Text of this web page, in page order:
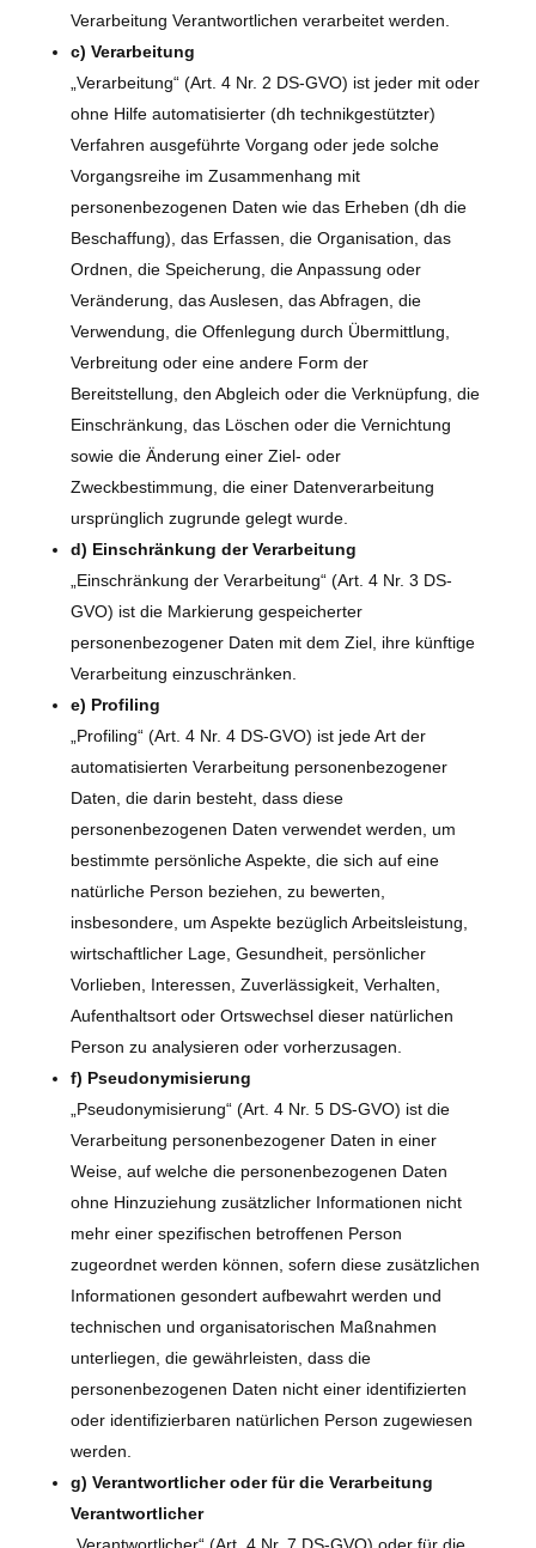
Verarbeitung Verantwortlichen verarbeitet werden.
c) Verarbeitung
„Verarbeitung“ (Art. 4 Nr. 2 DS-GVO) ist jeder mit oder
ohne Hilfe automatisierter (dh technikgestützter)
Verfahren ausgeführte Vorgang oder jede solche
Vorgangsreihe im Zusammenhang mit
personenbezogenen Daten wie das Erheben (dh die
Beschaffung), das Erfassen, die Organisation, das
Ordnen, die Speicherung, die Anpassung oder
Veränderung, das Auslesen, das Abfragen, die
Verwendung, die Offenlegung durch Übermittlung,
Verbreitung oder eine andere Form der
Bereitstellung, den Abgleich oder die Verknüpfung, die
Einschränkung, das Löschen oder die Vernichtung
sowie die Änderung einer Ziel- oder
Zweckbestimmung, die einer Datenverarbeitung
ursprünglich zugrunde gelegt wurde.
d) Einschränkung der Verarbeitung
„Einschränkung der Verarbeitung“ (Art. 4 Nr. 3 DS-
GVO) ist die Markierung gespeicherter
personenbezogener Daten mit dem Ziel, ihre künftige
Verarbeitung einzuschränken.
e) Profiling
„Profiling“ (Art. 4 Nr. 4 DS-GVO) ist jede Art der
automatisierten Verarbeitung personenbezogener
Daten, die darin besteht, dass diese
personenbezogenen Daten verwendet werden, um
bestimmte persönliche Aspekte, die sich auf eine
natürliche Person beziehen, zu bewerten,
insbesondere, um Aspekte bezüglich Arbeitsleistung,
wirtschaftlicher Lage, Gesundheit, persönlicher
Vorlieben, Interessen, Zuverlässigkeit, Verhalten,
Aufenthaltsort oder Ortswechsel dieser natürlichen
Person zu analysieren oder vorherzusagen.
f) Pseudonymisierung
„Pseudonymisierung“ (Art. 4 Nr. 5 DS-GVO) ist die
Verarbeitung personenbezogener Daten in einer
Weise, auf welche die personenbezogenen Daten
ohne Hinzuziehung zusätzlicher Informationen nicht
mehr einer spezifischen betroffenen Person
zugeordnet werden können, sofern diese zusätzlichen
Informationen gesondert aufbewahrt werden und
technischen und organisatorischen Maßnahmen
unterliegen, die gewährleisten, dass die
personenbezogenen Daten nicht einer identifizierten
oder identifizierbaren natürlichen Person zugewiesen
werden.
g) Verantwortlicher oder für die Verarbeitung
Verantwortlicher